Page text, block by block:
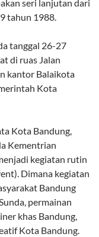
seri lanjutan dari
tahun 1988.
tanggal 26-27
di ruas Jalan
kantor Balaikota
Kota
Kota Bandung,
Kementrian
kegiatan rutin
Dimana kegiatan
Bandung
permainan
khas Bandung,
Kota Bandung.